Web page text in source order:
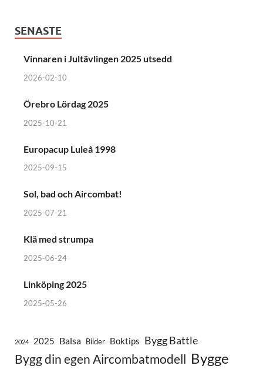
SENASTE
Vinnaren i Jultävlingen 2025 utsedd
2026-02-10
Örebro Lördag 2025
2025-10-21
Europacup Luleå 1998
2025-09-15
Sol, bad och Aircombat!
2025-07-21
Klä med strumpa
2025-06-24
Linköping 2025
2025-05-26
2024 2025 Balsa Bilder Boktips Bygg Battle
Bygg din egen Aircombatmodell Bygge